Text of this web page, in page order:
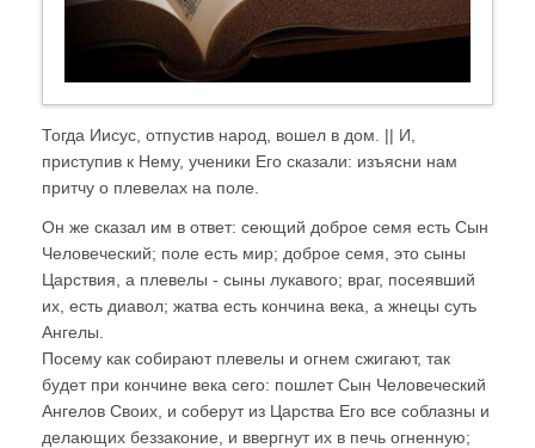
Тогда Иисус, отпустив народ, вошел в дом. || И,
приступив к Нему, ученики Его сказали: изъясни нам
притчу о плевелах на поле.
Он же сказал им в ответ: сеющий доброе семя есть Сын
Человеческий; поле есть мир; доброе семя, это сыны
Царствия, а плевелы - сыны лукавого; враг, посеявший
их, есть диавол; жатва есть кончина века, а жнецы суть
Ангелы.
Посему как собирают плевелы и огнем сжигают, так
будет при кончине века сего: пошлет Сын Человеческий
Ангелов Своих, и соберут из Царства Его все соблазны и
делающих беззаконие, и ввергнут их в печь огненную;